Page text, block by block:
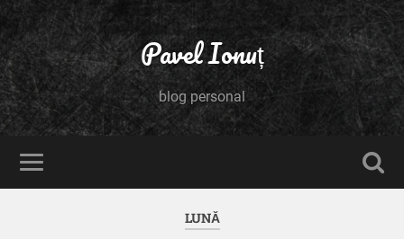
Pavel Ionuț
blog personal
LUNĂ